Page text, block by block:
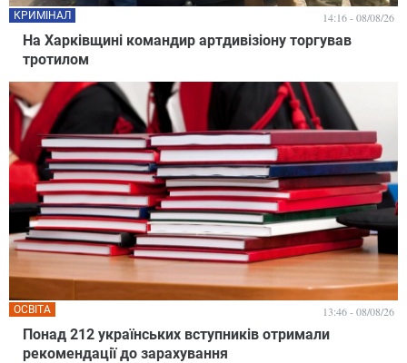
На Харківщині командир артдивізіону торгував
тротилом
КРИМІНАЛ 14:16 - 08/08/26
Понад 212 українських вступників отримали
рекомендації до зарахування
ОСВІТА 13:46 - 08/08/26